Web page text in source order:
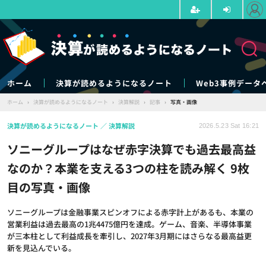
ホーム 決算が読めるようになるノート Web3事例データ
ホーム › 決算が読めるようになるノート › 決算解説 › 記事 › 写真・画像
ソニーグループはなぜ赤字決算でも過去最高益
なのか？本業を支える3つの柱を読み解く 9枚
目の写真・画像
ソニーグループは金融事業スピンオフによる赤字計上があるも、本業の
営業利益は過去最高の1兆4475億円を達成。ゲーム、音楽、半導体事業
が三本柱として利益成長を牽引し、2027年3月期にはさらなる最高益更
新を見込んでいる。
決算が読めるようになるノート 決算解説 2026.5.23 Sat 16:21